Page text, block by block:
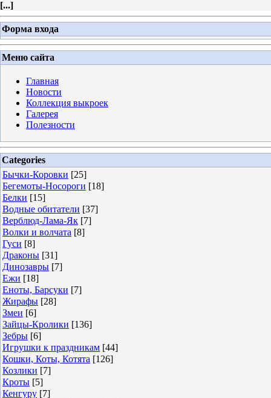
[...]
Форма входа
Меню сайта
Главная
Новости
Коллекция выкроек
Галерея
Полезности
Categories
Бычки-Коровки [25]
Бегемоты-Носороги [18]
Белки [15]
Водные обитатели [37]
Верблюд-Лама-Як [7]
Волки и волчата [8]
Гуси [8]
Драконы [31]
Динозавры [7]
Ежи [18]
Еноты, Барсуки [7]
Жирафы [28]
Змеи [6]
Зайцы-Кролики [136]
Зебры [6]
Игрушки к праздникам [44]
Кошки, Коты, Котята [126]
Козлики [7]
Кроты [5]
Кенгуру [7]